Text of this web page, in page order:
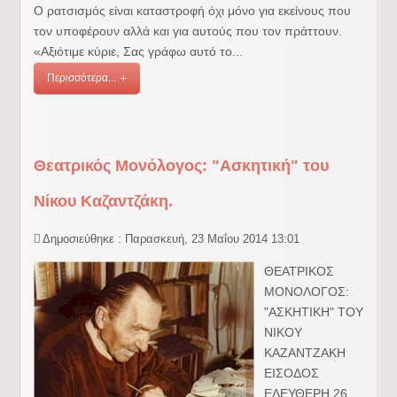
Ο ρατσισμός είναι καταστροφή όχι μόνο για εκείνους που
τον υποφέρουν αλλά και για αυτούς που τον πράττουν.
«Αξιότιμε κύριε, Σας γράφω αυτό το...
Περισσότερα...
Θεατρικός Μονόλογος: "Ασκητική" του
Νίκου Καζαντζάκη.
Δημοσιεύθηκε : Παρασκευή, 23 Μαΐου 2014 13:01
ΘΕΑΤΡIKOΣ
ΜΟΝΟΛΟΓΟΣ:
"ΑΣΚΗΤΙΚΗ" ΤΟΥ
ΝΙΚΟΥ
ΚΑΖΑΝΤΖΑΚΗ
ΕΙΣΟΔΟΣ
ΕΛΕΥΘΕΡΗ 26